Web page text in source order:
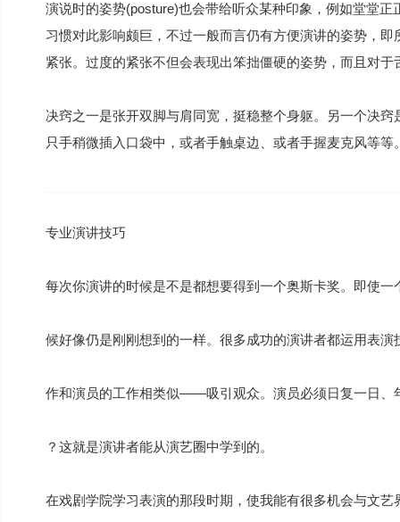
演说时的姿势(posture)也会带给听众某种印象，例如堂堂
习惯对此影响颇巨，不过一般而言仍有方便演讲的姿势，
紧张。过度的紧张不但会表现出笨拙僵硬的姿势，而且对
决窍之一是张开双脚与肩同宽，挺稳整个身躯。另一个决
只手稍微插入口袋中，或者手触桌边、或者手握麦克风等等
专业演讲技巧
每次你演讲的时候是不是都想要得到一个奥斯卡奖。即使
候好像仍是刚刚想到的一样。很多成功的演讲者都运用表
作和演员的工作相类似——吸引观众。演员必须日复一日、
？这就是演讲者能从演艺圈中学到的。
在戏剧学院学习表演的那段时期，使我能有很多机会与文